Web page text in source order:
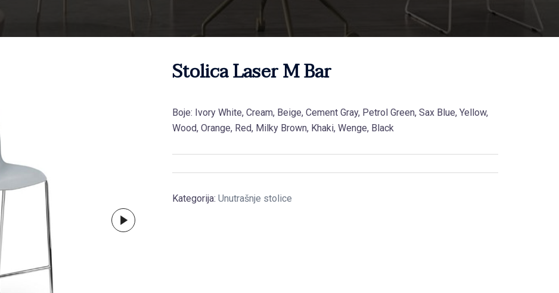
Stolica Laser M Bar
Boje: Ivory White, Cream, Beige, Cement Gray, Petrol Green, Sax Blue, Yellow,
Wood, Orange, Red, Milky Brown, Khaki, Wenge, Black
Kategorija: Unutrašnje stolice